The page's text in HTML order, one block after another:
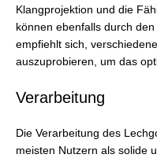
Klangprojektion und die
können ebenfalls durch
empfiehlt sich,
auszuprobieren, um das
Verarbeitung
Die Verarbeitung des
meisten Nutzern als solide